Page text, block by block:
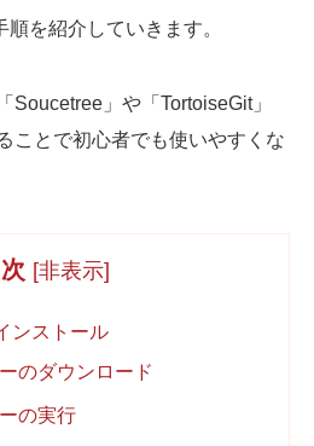
プライバシーポリシー
を紹介していきます。
Soucetree」や「TortoiseGit」
ことで初心者でも使いやすくな
[非表示]
ンストール
のダウンロード
の実行